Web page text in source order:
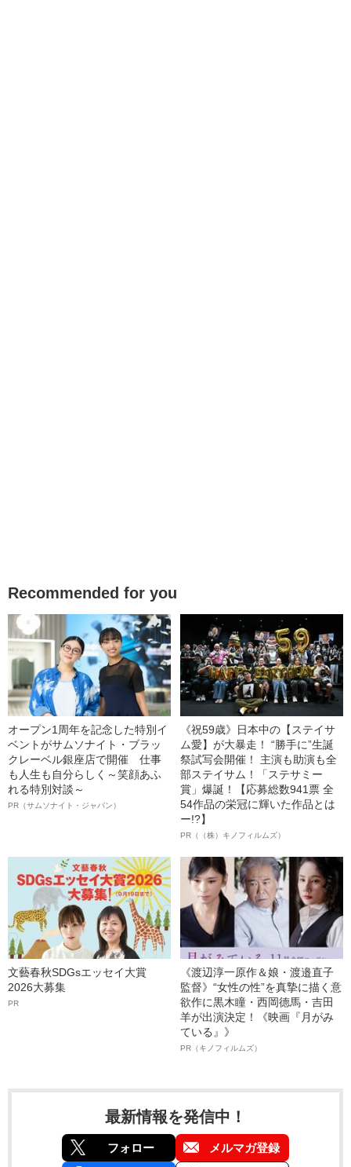
Recommended for you
オープン1周年を記念した特別イ
ベントがサムソナイト・ブラッ
クレーベル銀座店で開催 仕事
も人生も自分らしく～笑顔あふ
れる特別対談～
PR（サムソナイト・ジャパン）
《祝59歳》日本中の【ステイサ
ム愛】が大暴走！ “勝手に”生誕
祭試写会開催！ 主演も助演も全
部ステイサム！「ステサミー
賞」爆誕！【応募総数941票 全
54作品の栄冠に輝いた作品とは
ー!?】
PR（（株）キノフィルムズ）
文藝春秋SDGsエッセイ大賞
2026大募集
PR
《渡辺淳一原作＆娘・渡邉直子
監督》“女性の性”を真摯に描く意
欲作に黒木瞳・西岡德馬・吉田
羊が出演決定！《映画『月がみ
ている』》
PR（キノフィルムズ）
最新情報を発信中！
フォロー メルマガ登録